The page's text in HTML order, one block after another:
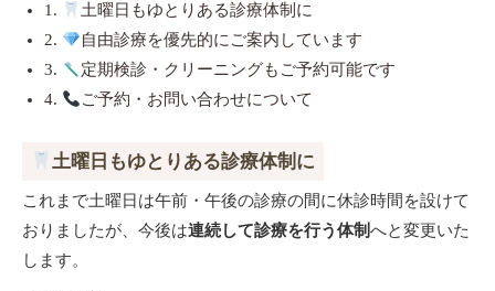
1.
土曜日もゆとりある診療体制に
2.
自由診療を優先的にご案内しています
3.
定期検診・クリーニングもご予約可能です
4.
ご予約・お問い合わせについて
土曜日もゆとりある診療体制に
これまで土曜日は午前・午後の診療の間に休診時間を設けて
おりましたが、今後は連続して診療を行う体制へと変更いた
します。